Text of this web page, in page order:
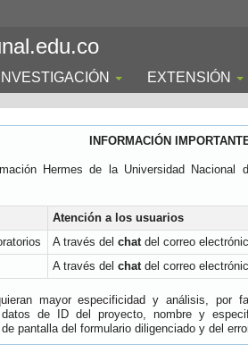
INVESTIGACIÓN EXTENSIÓN
INFORMACIÓN
Hermes de la Universidad Nacional
Atención a los usuarios
A través del chatdel correo
A través del chatdel correo
mayor especificidad y análisis, por
de ID del proyecto, nombre y
pantalla del formulario diligenciado y del